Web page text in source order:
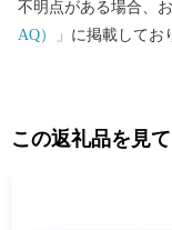
不明点がある場合、
AQ）」 に掲載してお
この返礼品を見